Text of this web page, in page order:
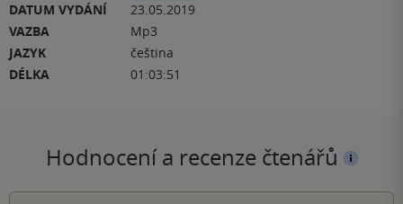
DATUM VYDÁNÍ
23.05.2019
VAZBA
Mp3
JAZYK
čeština
DÉLKA
01:03:51
Hodnocení a recenze čtenářů